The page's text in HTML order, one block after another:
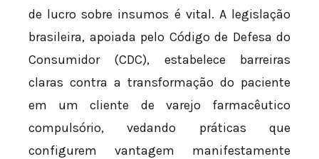
de lucro sobre insumos é vital. A legislação
brasileira, apoiada pelo Código de Defesa do
Consumidor (CDC), estabelece barreiras
claras contra a transformação do paciente
em um cliente de varejo farmacêutico
compulsório, vedando práticas que
configurem vantagem manifestamente